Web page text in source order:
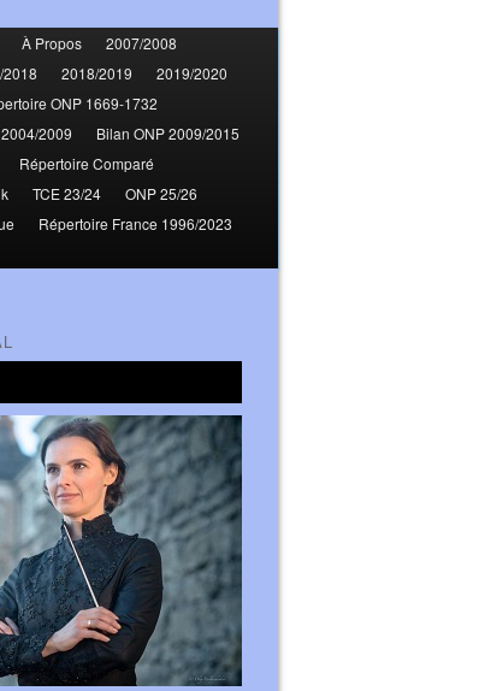
À Propos
2007/2008
2018/2019
2019/2020
ONP 1669-1732
2009
Bilan ONP 2009/2015
Répertoire Comparé
TCE 23/24
ONP 25/26
Répertoire France 1996/2023